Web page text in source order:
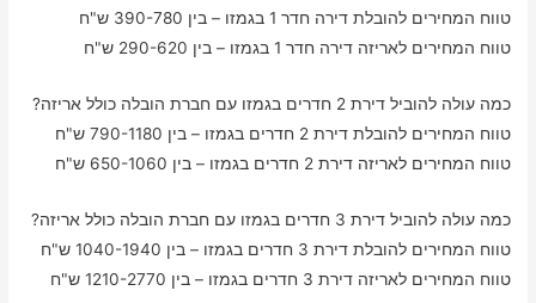
טווח המחירים להובלת דירה חדר 1 בגמזו – בין 390-780 ש"ח
טווח המחירים לאריזה דירה חדר 1 בגמזו – בין 290-620 ש"ח
כמה עולה להוביל דירת 2 חדרים בגמזו עם חברת הובלה כולל אריזה?
טווח המחירים להובלת דירת 2 חדרים בגמזו – בין 790-1180 ש"ח
טווח המחירים לאריזה דירת 2 חדרים בגמזו – בין 650-1060 ש"ח
כמה עולה להוביל דירת 3 חדרים בגמזו עם חברת הובלה כולל אריזה?
טווח המחירים להובלת דירת 3 חדרים בגמזו – בין 1040-1940 ש"ח
טווח המחירים לאריזה דירת 3 חדרים בגמזו – בין 1210-2770 ש"ח